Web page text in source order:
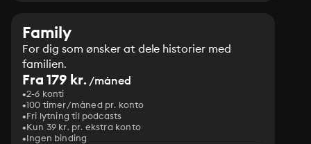
Family
For dig som ønsker at dele historier med
familien.
Fra 179 kr./måned
2-6 konti
100 timer/måned pr. konto
Fri lytning til podcasts
Kun 39 kr. pr. ekstra konto
Ingen binding